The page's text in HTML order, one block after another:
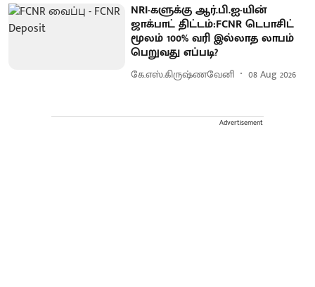
NRI-களுக்கு ஆர்.பி.ஐ-யின்
ஜாக்பாட் திட்டம்:FCNR டெபாசிட்
மூலம் 100% வரி இல்லாத லாபம்
பெறுவது எப்படி?
கே.எஸ்.கிருஷ்ணவேனி 08 Aug 2026
Advertisement